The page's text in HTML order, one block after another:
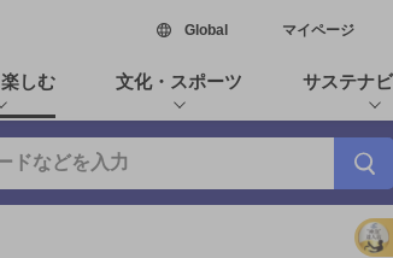
Global新しいウィンドウで開く
マイページ
しむ 文化・スポーツ サステナ